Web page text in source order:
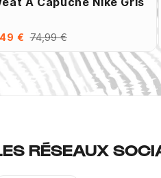
€ 74,99 €
RÉSEAUX